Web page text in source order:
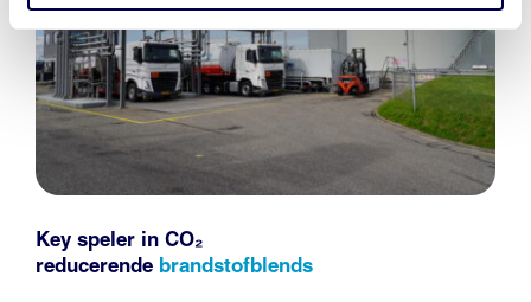
Key speler in CO₂
reducerende brandstofblends